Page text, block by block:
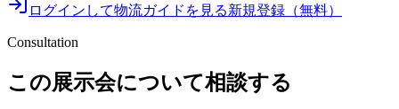
ログインして物流ガイドを見る新規登録（無料）
Consultation
この展示会について相談する